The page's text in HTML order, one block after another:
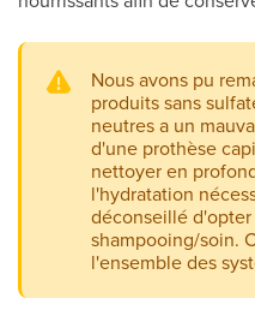
Nous avons pu
produits sans
neutres a un
d'une prothèse
nettoyer en
l'hydratation
déconseillé
shampooing/soin.
l'ensemble des